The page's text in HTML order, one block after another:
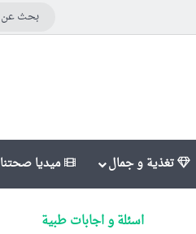
تغذية و جمال ميديا صحتنا
اسئلة و اجابات طبية